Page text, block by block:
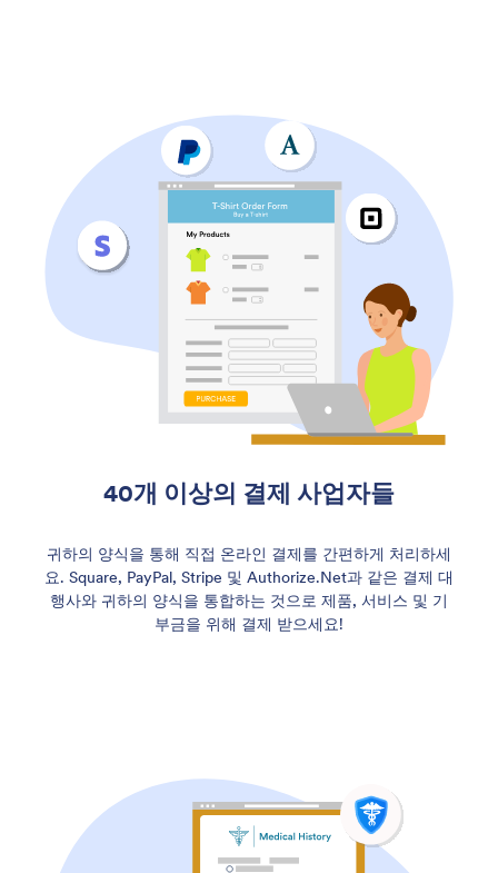
40개 이상의 결제 사업자들
귀하의 양식을 통해 직접 온라인 결제를 간편하게 처리하세
요. Square, PayPal, Stripe 및 Authorize.Net과 같은 결제 대
행사와 귀하의 양식을 통합하는 것으로 제품, 서비스 및 기
부금을 위해 결제 받으세요!